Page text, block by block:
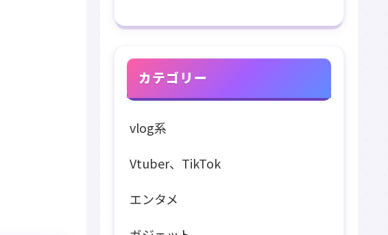
メンバーなどのプ
YouTubeチャンネ
カテゴリー
vlog系
Vtuber、TikTok
エンタメ